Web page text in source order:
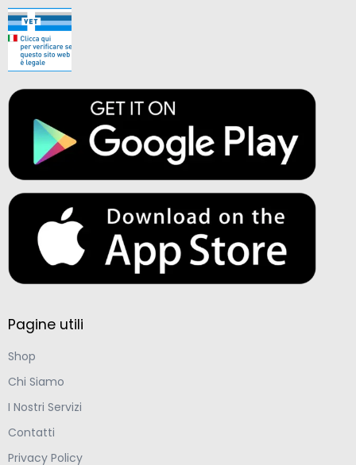
Pagine utili
Shop
Chi Siamo
I Nostri Servizi
Contatti
Privacy Policy